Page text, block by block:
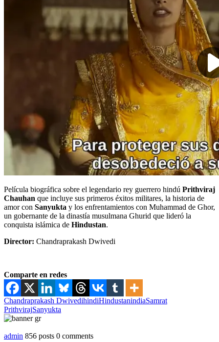
Película biográfica sobre el legendario rey guerrero hindú Prithviraj
Chauhan que incluye sus primeros éxitos militares, la historia de
amor con Sanyukta y los enfrentamientos con Muhammad de Ghor,
un gobernante de la dinastía musulmana Ghurid que lideró la
conquista islámica de Hindustan.
Director: Chandraprakash Dwivedi
Comparte en redes
Chandraprakash DwivedihindiHindustanindiaSamrat
PrithvirajSanyukta
admin 856 posts 0 comments